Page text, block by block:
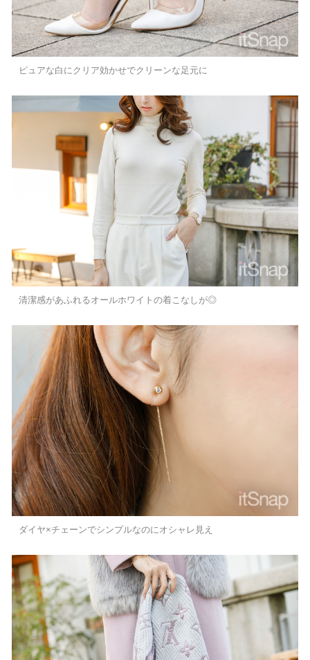
ピュアな白にクリア効かせでクリーンな足元に
清潔感があふれるオールホワイトの着こなしが◎
ダイヤ×チェーンでシンプルなのにオシャレ見え